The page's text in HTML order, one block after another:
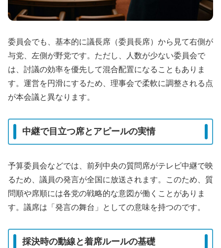
委員会でも、基本的に議長席（委員長席）から見て右側が
与党、左側が野党です。ただし、人数が少ない委員会で
は、討議の効率を優先して混合配置になることもありま
す。運営を円滑にするため、理事会で柔軟に調整される点
が本会議と異なります。
中継で目立つ席とアピールの実情
予算委員会などでは、前列中央の質問席がテレビ中継で映
るため、議員の発言が全国に放送されます。このため、質
問順や席順には各党の戦略的な意図が働くことがありま
す。議席は「発言の舞台」としての意味を持つのです。
採決時の動線と着席ルールの基礎